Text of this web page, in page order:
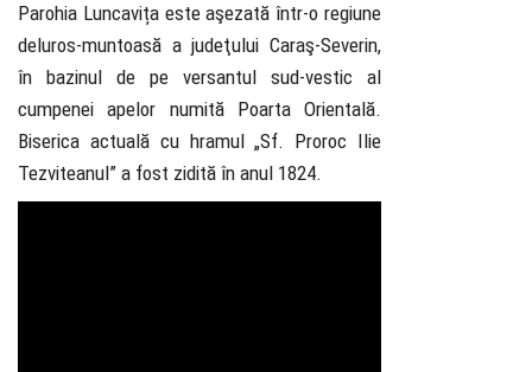
Parohia Luncavița este aşezată într-o regiune
deluros-muntoasă a judeţului Caraş-Severin,
în bazinul de pe versantul sud-vestic al
cumpenei apelor numită Poarta Orientală.
Biserica actuală cu hramul „Sf. Proroc Ilie
Tezviteanul” a fost zidită în anul 1824.